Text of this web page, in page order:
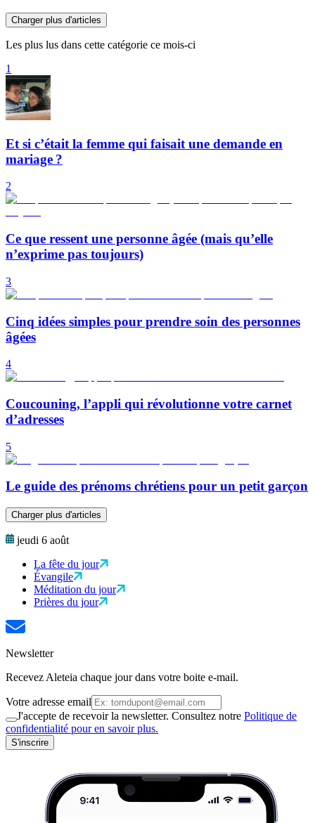
Charger plus d'articles
Les plus lus dans cette catégorie ce mois-ci
1
Et si c’était la femme qui faisait une demande en
mariage ?
2
Ce que ressent une personne âgée (mais qu’elle
n’exprime pas toujours)
3
Cinq idées simples pour prendre soin des personnes
âgées
4
Coucouning, l’appli qui révolutionne votre carnet
d’adresses
5
Le guide des prénoms chrétiens pour un petit garçon
Charger plus d'articles
jeudi 6 août
La fête du jour
Évangile
Méditation du jour
Prières du jour
Newsletter
Recevez Aleteia chaque jour dans votre boite e-mail.
Votre adresse email
J'accepte de recevoir la newsletter. Consultez notre Politique de
confidentialité pour en savoir plus.
S'inscrire